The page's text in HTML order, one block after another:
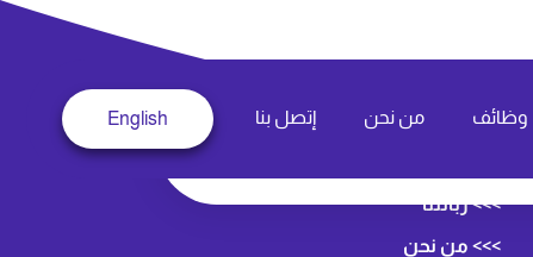
وظائف من نحن إتصل بنا English
>>> زبائننا
>>> من نحن